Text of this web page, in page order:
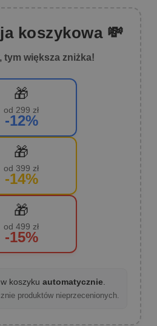
koszykowa 💸
tym większa zniżka!
🎁
od 299 zł
-12%
🎁
od 399 zł
-14%
🎁
od 499 zł
-15%
koszyku automatycznie
produktów nieprzecenionych.